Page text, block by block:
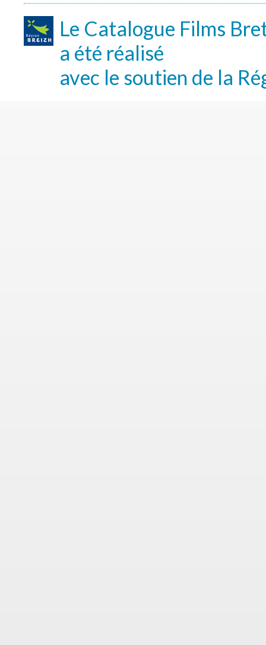
Le Catalogue Films
a été réalisé
avec le soutien de la